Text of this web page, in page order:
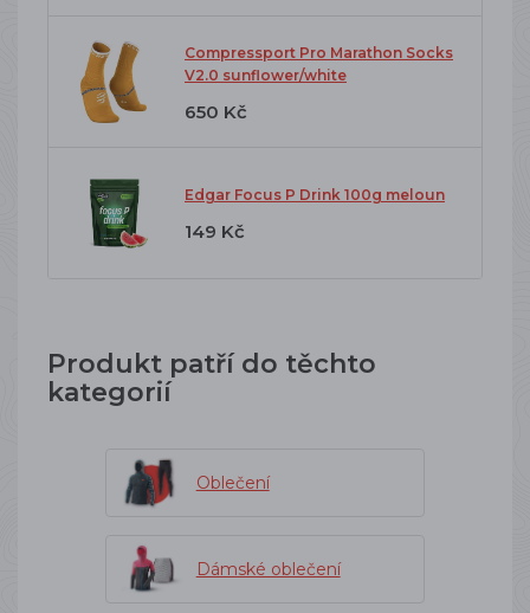
Compressport Pro Marathon Socks
V2.0 sunflower/white
650 Kč
Edgar Focus P Drink 100g meloun
149 Kč
Produkt patří do těchto
kategorií
Oblečení
Dámské oblečení